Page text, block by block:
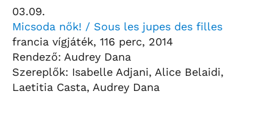
03.09.
Micsoda nők! / Sous les jupes des filles
francia vígjáték, 116 perc, 2014
Rendező: Audrey Dana
Szereplők: Isabelle Adjani, Alice Belaidi,
Laetitia Casta, Audrey Dana